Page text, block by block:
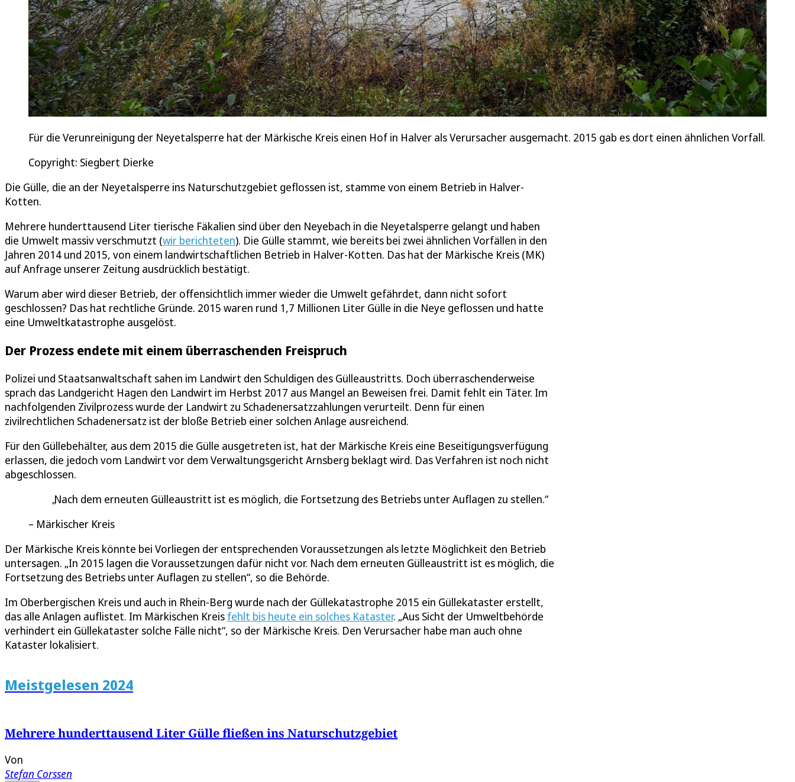
Für die Verunreinigung der Neyetalsperre hat der Märkische Kreis einen Hof in Halver als Verursacher ausgemacht. 2015 gab es dort einen ähnlichen Vorfall.
Copyright: Siegbert Dierke
Die Gülle, die an der Neyetalsperre ins Naturschutzgebiet geflossen ist, stamme von einem Betrieb in Halver-
Kotten.
Mehrere hunderttausend Liter tierische Fäkalien sind über den Neyebach in die Neyetalsperre gelangt und haben
die Umwelt massiv verschmutzt (wir berichteten). Die Gülle stammt, wie bereits bei zwei ähnlichen Vorfällen in den
Jahren 2014 und 2015, von einem landwirtschaftlichen Betrieb in Halver-Kotten. Das hat der Märkische Kreis (MK)
auf Anfrage unserer Zeitung ausdrücklich bestätigt.
Warum aber wird dieser Betrieb, der offensichtlich immer wieder die Umwelt gefährdet, dann nicht sofort
geschlossen? Das hat rechtliche Gründe. 2015 waren rund 1,7 Millionen Liter Gülle in die Neye geflossen und hatte
eine Umweltkatastrophe ausgelöst.
Der Prozess endete mit einem überraschenden Freispruch
Polizei und Staatsanwaltschaft sahen im Landwirt den Schuldigen des Gülleaustritts. Doch überraschenderweise
sprach das Landgericht Hagen den Landwirt im Herbst 2017 aus Mangel an Beweisen frei. Damit fehlt ein Täter. Im
nachfolgenden Zivilprozess wurde der Landwirt zu Schadenersatzzahlungen verurteilt. Denn für einen
zivilrechtlichen Schadenersatz ist der bloße Betrieb einer solchen Anlage ausreichend.
Für den Güllebehälter, aus dem 2015 die Gülle ausgetreten ist, hat der Märkische Kreis eine Beseitigungsverfügung
erlassen, die jedoch vom Landwirt vor dem Verwaltungsgericht Arnsberg beklagt wird. Das Verfahren ist noch nicht
abgeschlossen.
Nach dem erneuten Gülleaustritt ist es möglich, die Fortsetzung des Betriebs unter Auflagen zu stellen.
Märkischer Kreis
Der Märkische Kreis könnte bei Vorliegen der entsprechenden Voraussetzungen als letzte Möglichkeit den Betrieb
untersagen. „In 2015 lagen die Voraussetzungen dafür nicht vor. Nach dem erneuten Gülleaustritt ist es möglich, die
Fortsetzung des Betriebs unter Auflagen zu stellen“, so die Behörde.
Im Oberbergischen Kreis und auch in Rhein-Berg wurde nach der Güllekatastrophe 2015 ein Güllekataster erstellt,
das alle Anlagen auflistet. Im Märkischen Kreis fehlt bis heute ein solches Kataster. „Aus Sicht der Umweltbehörde
verhindert ein Güllekataster solche Fälle nicht“, so der Märkische Kreis. Den Verursacher habe man auch ohne
Kataster lokalisiert.
Meistgelesen 2024
Mehrere hunderttausend Liter Gülle fließen ins Naturschutzgebiet
Von
Stefan Corssen